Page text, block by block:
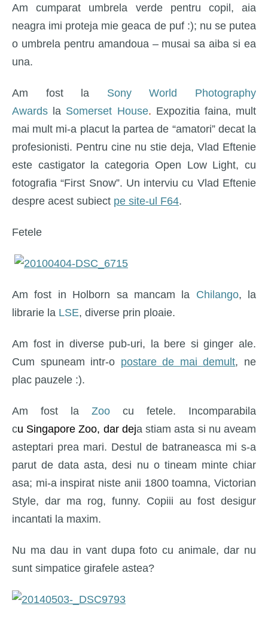
Am cumparat umbrela verde pentru copil, aia
neagra imi proteja mie geaca de puf :); nu se putea
o umbrela pentru amandoua – musai sa aiba si ea
una.
Am fost la Sony World Photography
Awards la Somerset House. Expozitia faina, mult
mai mult mi-a placut la partea de “amatori” decat la
profesionisti. Pentru cine nu stie deja, Vlad Eftenie
este castigator la categoria Open Low Light, cu
fotografia “First Snow”. Un interviu cu Vlad Eftenie
despre acest subiect pe site-ul F64.
Fetele
Am fost in Holborn sa mancam la Chilango, la
librarie la LSE, diverse prin ploaie.
Am fost in diverse pub-uri, la bere si ginger ale.
Cum spuneam intr-o postare de mai demult, ne
plac pauzele :).
Am fost la Zoo cu fetele. Incomparabila
cu Singapore Zoo, dar deja stiam asta si nu aveam
asteptari prea mari. Destul de batraneasca mi s-a
parut de data asta, desi nu o tineam minte chiar
asa; mi-a inspirat niste anii 1800 toamna, Victorian
Style, dar ma rog, funny. Copiii au fost desigur
incantati la maxim.
Nu ma dau in vant dupa foto cu animale, dar nu
sunt simpatice girafele astea?